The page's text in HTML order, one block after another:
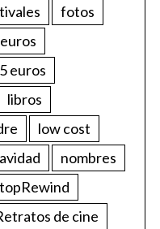
fotos
euros
libros
low cost
nombres
de cine